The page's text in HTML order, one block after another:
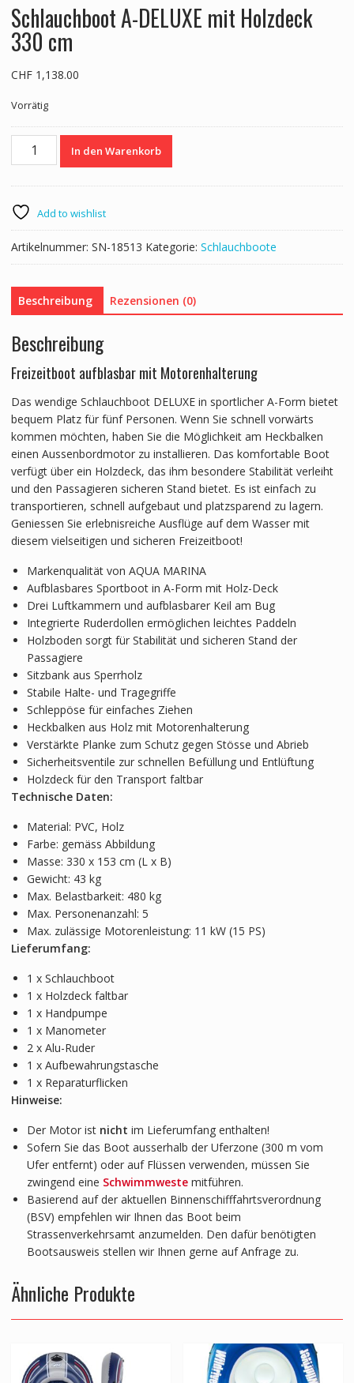
Schlauchboot A-DELUXE mit Holzdeck
330 cm
CHF1,138.00
Vorrätig
Schlauchboot
Holzdeck
330
cm
Menge
In den Warenkorb
Add to wishlist
Artikelnummer: SN-18513 Kategorie: Schlauchboote
Beschreibung Rezensionen (0)
Beschreibung
Freizeitboot aufblasbar mit Motorenhalterung
Das wendige Schlauchboot DELUXE in sportlicher A-Form bietet
bequem Platz für fünf Personen. Wenn Sie schnell vorwärts
kommen möchten, haben Sie die Möglichkeit am Heckbalken
einen Aussenbordmotor zu installieren. Das komfortable Boot
verfügt über ein Holzdeck, das ihm besondere Stabilität verleiht
und den Passagieren sicheren Stand bietet. Es ist einfach zu
transportieren, schnell aufgebaut und platzsparend zu lagern.
Geniessen Sie erlebnisreiche Ausflüge auf dem Wasser mit
diesem vielseitigen und sicheren Freizeitboot!
Markenqualität von AQUA MARINA
Aufblasbares Sportboot in A-Form mit Holz-Deck
Drei Luftkammern und aufblasbarer Keil am Bug
Integrierte Ruderdollen ermöglichen leichtes Paddeln
Holzboden sorgt für Stabilität und sicheren Stand der
Passagiere
Sitzbank aus Sperrholz
Stabile Halte- und Tragegriffe
Schleppöse für einfaches Ziehen
Heckbalken aus Holz mit Motorenhalterung
Verstärkte Planke zum Schutz gegen Stösse und Abrieb
Sicherheitsventile zur schnellen Befüllung und Entlüftung
Holzdeck für den Transport faltbar
Technische Daten:
Material: PVC, Holz
Farbe: gemäss Abbildung
Masse: 330 x 153 cm (L x B)
Gewicht: 43 kg
Max. Belastbarkeit: 480 kg
Max. Personenanzahl: 5
Max. zulässige Motorenleistung: 11 kW (15 PS)
Lieferumfang:
1 x Schlauchboot
1 x Holzdeck faltbar
1 x Handpumpe
1 x Manometer
2 x Alu-Ruder
1 x Aufbewahrungstasche
1 x Reparaturflicken
Hinweise:
Der Motor ist nicht im Lieferumfang enthalten!
Sofern Sie das Boot ausserhalb der Uferzone (300 m vom
Ufer entfernt) oder auf Flüssen verwenden, müssen Sie
zwingend eine Schwimmweste mitführen.
Basierend auf der aktuellen Binnenschifffahrtsverordnung
(BSV) empfehlen wir Ihnen das Boot beim
Strassenverkehrsamt anzumelden. Den dafür benötigten
Bootsausweis stellen wir Ihnen gerne auf Anfrage zu.
Ähnliche Produkte